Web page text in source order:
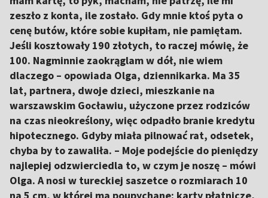
zeszło z konta, ile zostało. Gdy mnie ktoś pyta o
cenę butów, które sobie kupiłam, nie pamiętam.
Jeśli kosztowały 190 złotych, to raczej mówię, że
100. Nagminnie zaokrąglam w dół, nie wiem
dlaczego – opowiada Olga, dziennikarka. Ma 35
lat, partnera, dwoje dzieci, mieszkanie na
warszawskim Gocławiu, użyczone przez rodziców
na czas nieokreślony, więc odpadło branie kredytu
hipotecznego. Gdyby miała pilnować rat, odsetek,
chyba by to zawaliła. – Moje podejście do pieniędzy
najlepiej odzwierciedla to, w czym je noszę – mówi
Olga. A nosi w tureckiej saszetce o rozmiarach 10